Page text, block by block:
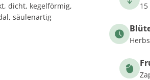
dicht, kegelförmig,
säulenartig